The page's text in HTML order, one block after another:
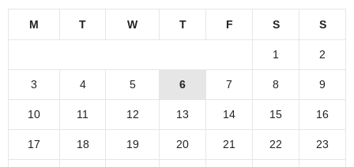
M T W T F S S
1 2
3 4 5 6 7 8 9
10 11 12 13 14 15 16
17 18 19 20 21 22 23